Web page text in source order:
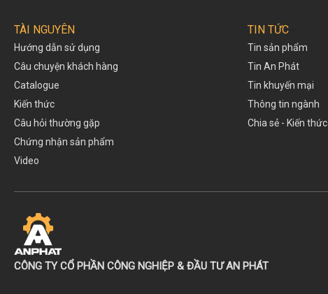
TÀI NGUYÊN
Hướng dẫn sử dụng
Câu chuyện khách hàng
Catalogue
Kiến thức
Câu hỏi thường gặp
Chứng nhận sản phẩm
Video
TIN TỨC
Tin sản phẩm
Tin An Phát
Tin khuyến mại
Thông tin ngành
Chia sẻ - Kiến thức
CÔNG TY CỔ PHẦN CÔNG NGHIỆP & ĐẦU TƯ AN PHÁT